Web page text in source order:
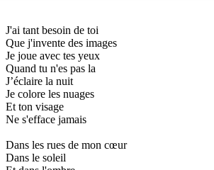
J'ai tant besoin de toi
Que j'invente des images
Je joue avec tes yeux
Quand tu n'es pas la
J’éclaire la nuit
Je colore les nuages
Et ton visage
Ne s'efface jamais
Dans les rues de mon cœur
Dans le soleil